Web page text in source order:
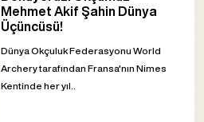
Mehmet Akif Şahin Dünya
Üçüncüsü!
Dünya Okçuluk Federasyonu World
Archery tarafından Fransa'nın Nimes
Kentinde her yıl..